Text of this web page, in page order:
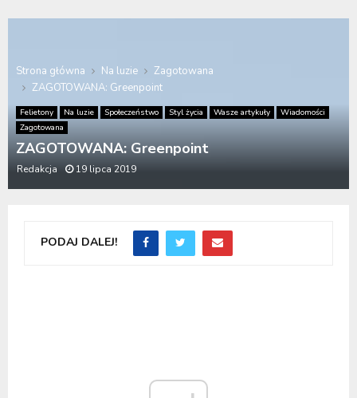
Strona główna Na luzie
Zagotowana
ZAGOTOWANA: Greenpoint
Felietony Na luzie Społeczeństwo Styl życia Wasze artykuły
Wiadomości
Zagotowana
ZAGOTOWANA: Greenpoint
Redakcja 19 lipca 2019
PODAJ DALEJ!